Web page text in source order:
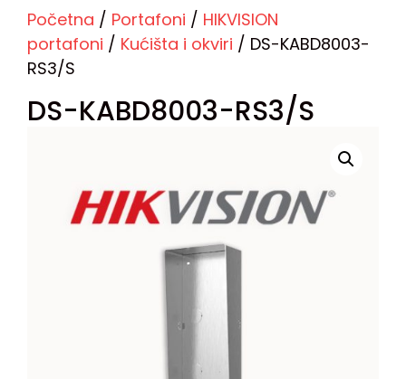
Početna / Portafoni / HIKVISION
portafoni / Kućišta i okviri / DS-KABD8003-
RS3/S
DS-KABD8003-RS3/S